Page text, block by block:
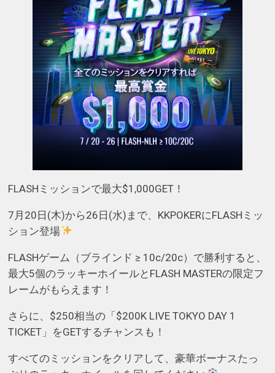
FLASHミッションで最大$1,000GET！
7月20日(木)から26日(水)まで、KKPOKERにFLASHミッ
ション登場
FLASHゲーム（ブラインド ≥ 10c/20c）で勝利すると、
最大5個のラッキーホイールとFLASH MASTERの限定フ
レームがもらえます！
さらに、$250相当の「$200K LIVE TOKYO DAY 1
TICKET」をGETするチャンスも！
すべてのミッションをクリアして、豪華ボーナスたっ